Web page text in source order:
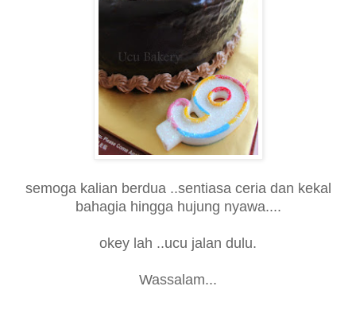
semoga kalian berdua ..sentiasa ceria dan kekal
bahagia hingga hujung nyawa....
okey lah ..ucu jalan dulu.
Wassalam...